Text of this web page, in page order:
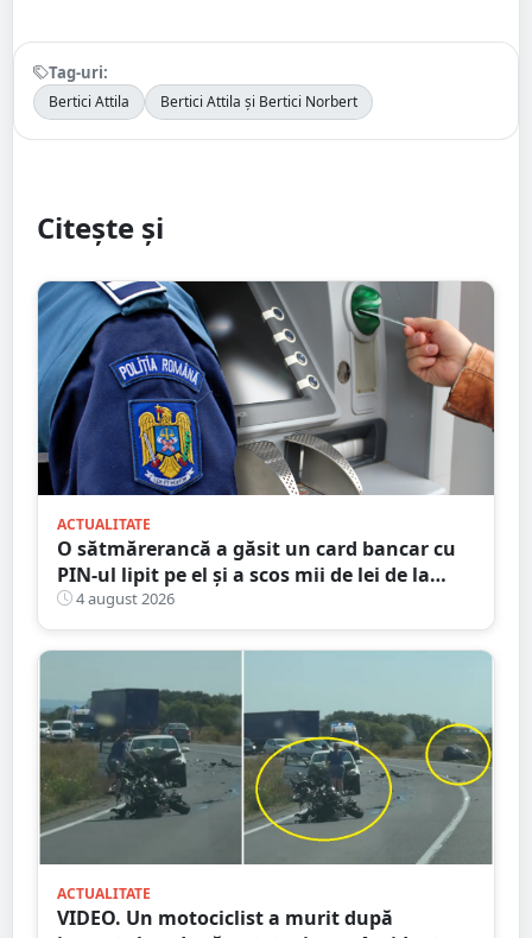
Tag-uri:
Bertici Attila Bertici Attila și Bertici Norbert
Citește și
ACTUALITATE
O sătmărerancă a găsit un card bancar cu
PIN-ul lipit pe el și a scos mii de lei de la
bancomat
4 august 2026
ACTUALITATE
VIDEO. Un motociclist a murit după